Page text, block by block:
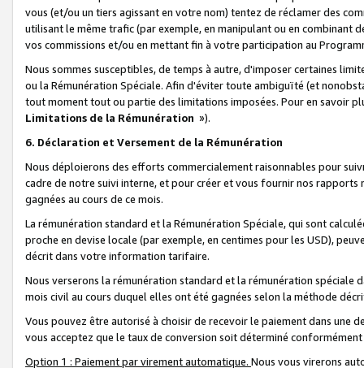
vous (et/ou un tiers agissant en votre nom) tentez de réclamer des
utilisant le même trafic (par exemple, en manipulant ou en combinant
vos commissions et/ou en mettant fin à votre participation au
Nous sommes susceptibles, de temps à autre, d'imposer certaines
ou la Rémunération Spéciale. Afin d'éviter toute ambiguïté (et
tout moment tout ou partie des limitations imposées. Pour en savoir
Limitations de la Rémunération »).
6. Déclaration et Versement de la Rémunération
Nous déploierons des efforts commercialement raisonnables pour
cadre de notre suivi interne, et pour créer et vous fournir nos
gagnées au cours de ce mois.
La rémunération standard et la Rémunération Spéciale, qui sont
proche en devise locale (par exemple, en centimes pour les USD),
décrit dans votre information tarifaire.
Nous verserons la rémunération standard et la rémunération spéciale
mois civil au cours duquel elles ont été gagnées selon la méthode
Vous pouvez être autorisé à choisir de recevoir le paiement dans une
vous acceptez que le taux de conversion soit déterminé
Option 1 : Paiement par virement automatique. Nous vous virerons